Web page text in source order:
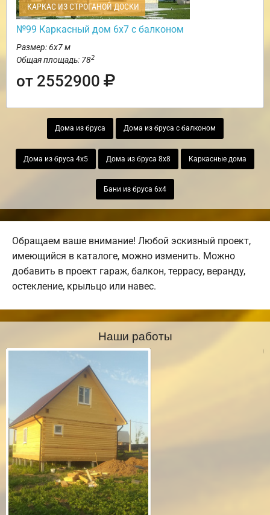
КАРКАС ИЗ СТРОГАНОЙ ДОСКИ
№99 Каркасный дом 6х7 с балконом
Размер: 6х7 м
Общая площадь: 782
от 2552900
Дома из бруса Дома из бруса с балконом
Дома из бруса 4х5 Дома из бруса 8х8 Каркасные дома
Бани из бруса 6х4
Обращаем ваше внимание! Любой эскизный проект,
имеющийся в каталоге, можно изменить. Можно
добавить в проект гараж, балкон, террасу, веранду,
остекление, крыльцо или навес.
Наши работы